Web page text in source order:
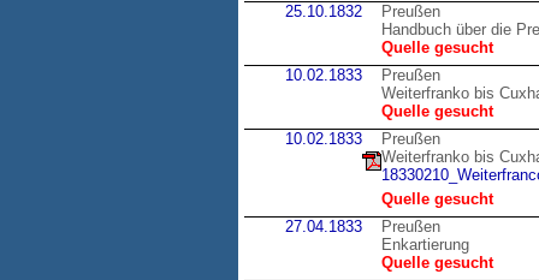
25.10.1832
Preußen
Handbuch über die
Quelle gesucht
10.02.1833
Preußen
Weiterfranko bis
Quelle gesucht
10.02.1833
Preußen
Weiterfranko bis
Quelle gesucht
27.04.1833
Preußen
Enkartierung
Quelle gesucht